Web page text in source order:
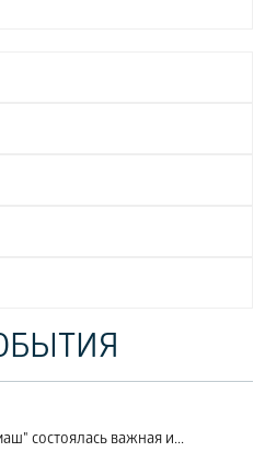
состоялась важная и...